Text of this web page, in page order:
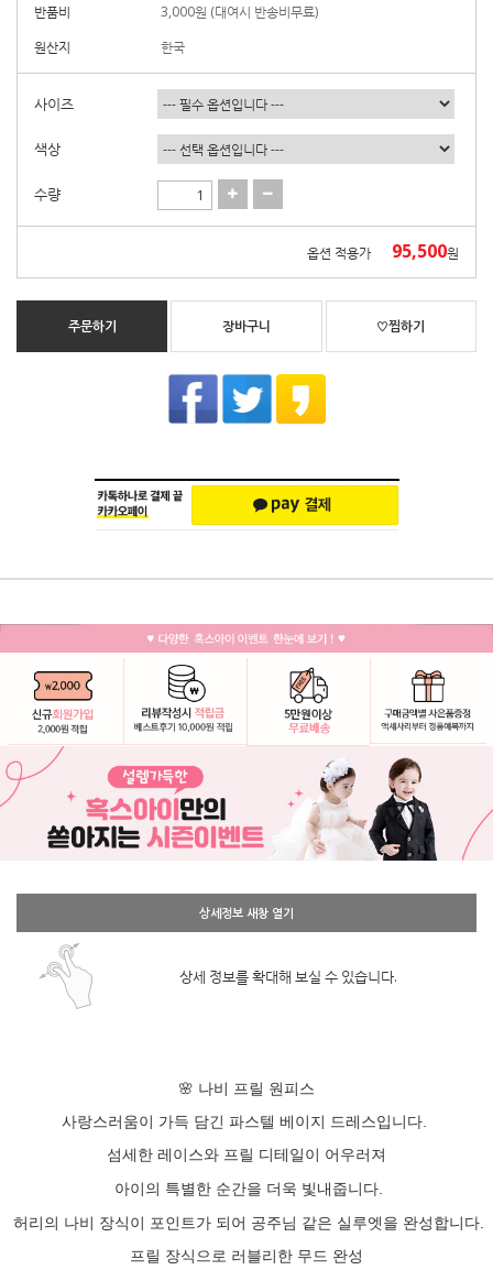
반품비
3,000원 (대여시 반송비무료)
원산지
한국
사이즈
색상
수량
옵션 적용가 95,500원
주문하기 장바구니 ♡찜하기
상세정보 새창 열기
상세 정보를 확대해 보실 수 있습니다.
🌸 나비 프릴 원피스
사랑스러움이 가득 담긴 파스텔 베이지 드레스입니다.
섬세한 레이스와 프릴 디테일이 어우러져
아이의 특별한 순간을 더욱 빛내줍니다.
허리의 나비 장식이 포인트가 되어 공주님 같은 실루엣을 완성합니다.
프릴 장식으로 러블리한 무드 완성